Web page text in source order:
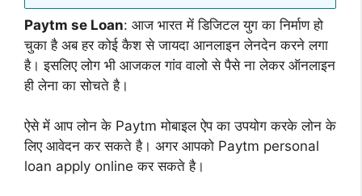
Paytm se Loan: आज भारत में डिजिटल युग का निर्माण हो
चुका है अब हर कोई कैश से जायदा आनलाइन लेनदेन करने लगा
है। इसलिए लोग भी आजकल गांव वालो से पैसे ना लेकर ऑनलाइन
ही लेना का सोचते है।
ऐसे में आप लोन के Paytm मोबाइल ऐप का उपयोग करके लोन के
लिए आवेदन कर सकते है। अगर आपको Paytm personal
loan apply online कर सकते है।